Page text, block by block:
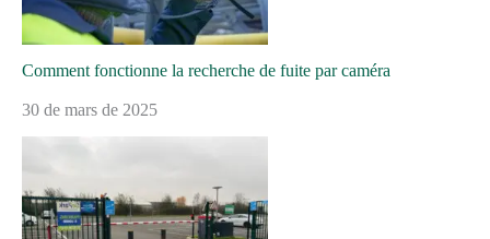
Comment fonctionne la recherche de fuite par caméra
30 de mars de 2025